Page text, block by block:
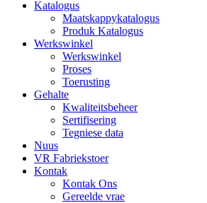
Katalogus
Maatskappykatalogus
Produk Katalogus
Werkswinkel
Werkswinkel
Proses
Toerusting
Gehalte
Kwaliteitsbeheer
Sertifisering
Tegniese data
Nuus
VR Fabriekstoer
Kontak
Kontak Ons
Gereelde vrae